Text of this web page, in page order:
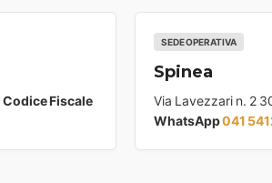
Codice Fiscale
SEDE OPERATIVA
Spinea
Via Lavezzari n. 2
WhatsApp041